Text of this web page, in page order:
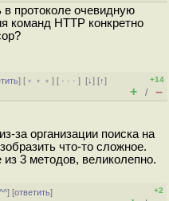
протоколе очевидную
команд HTTP конкретно
] [ ﹢﹢﹢] [ · · ·][↓] [↑]
+14
+ / –
за организации поиска на
что-то сложное.
3 методов, великолепно.
] [ответить]
+2